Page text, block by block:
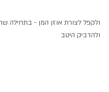
ולקפל לצורת אוזן המן - בתחילה
ולהדביק היטב